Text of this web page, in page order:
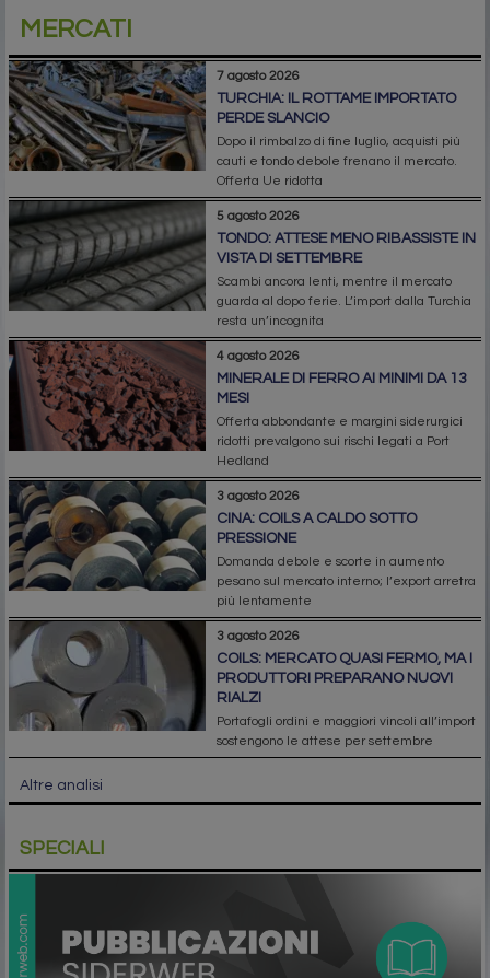
MERCATI
7 agosto 2026
TURCHIA: IL ROTTAME IMPORTATO
PERDE SLANCIO
Dopo il rimbalzo di fine luglio, acquisti più
cauti e tondo debole frenano il mercato.
Offerta Ue ridotta
5 agosto 2026
TONDO: ATTESE MENO RIBASSISTE IN
VISTA DI SETTEMBRE
Scambi ancora lenti, mentre il mercato
guarda al dopo ferie. L’import dalla Turchia
resta un’incognita
4 agosto 2026
MINERALE DI FERRO AI MINIMI DA 13
MESI
Offerta abbondante e margini siderurgici
ridotti prevalgono sui rischi legati a Port
Hedland
3 agosto 2026
CINA: COILS A CALDO SOTTO
PRESSIONE
Domanda debole e scorte in aumento
pesano sul mercato interno; l’export arretra
più lentamente
3 agosto 2026
COILS: MERCATO QUASI FERMO, MA I
PRODUTTORI PREPARANO NUOVI
RIALZI
Portafogli ordini e maggiori vincoli all’import
sostengono le attese per settembre
Altre analisi
SPECIALI